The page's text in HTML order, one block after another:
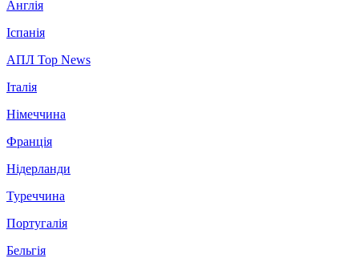
Англія
Іспанія
АПЛ Top News
Італія
Німеччина
Франція
Нідерланди
Туреччина
Португалія
Бельгія